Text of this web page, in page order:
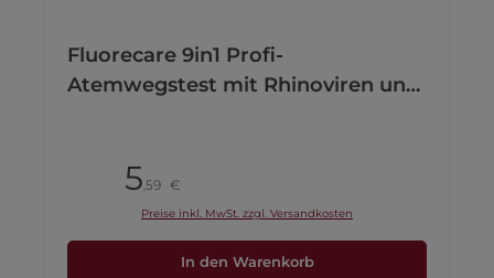
Fluorecare 9in1 Profi-
Atemwegstest mit Rhinoviren und
5 59 €
Preise inkl. MwSt. zzgl. Versandkosten
In den Warenkorb